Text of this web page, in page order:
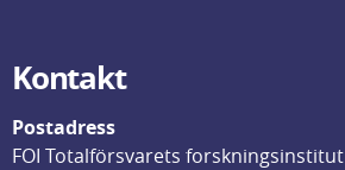
Kontakt
Postadress
FOI Totalförsvarets forskningsinstitut